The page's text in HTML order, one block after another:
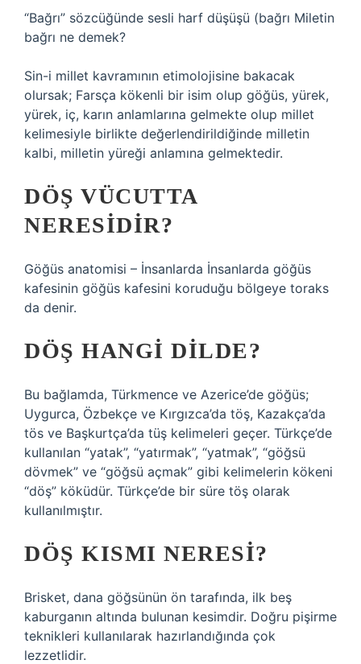
“Bağrı” sözcüğünde sesli harf düşüşü (bağrı Miletin
bağrı ne demek?
Sin-i millet kavramının etimolojisine bakacak
olursak; Farsça kökenli bir isim olup göğüs, yürek,
yürek, iç, karın anlamlarına gelmekte olup millet
kelimesiyle birlikte değerlendirildiğinde milletin
kalbi, milletin yüreği anlamına gelmektedir.
DÖŞ VÜCUTTA
NERESIDIR?
Göğüs anatomisi – İnsanlarda İnsanlarda göğüs
kafesinin göğüs kafesini koruduğu bölgeye toraks
da denir.
DÖŞ HANGI DILDE?
Bu bağlamda, Türkmence ve Azerice’de göğüs;
Uygurca, Özbekçe ve Kırgızca’da töş, Kazakça’da
tös ve Başkurtça’da tüş kelimeleri geçer. Türkçe’de
kullanılan “yatak”, “yatırmak”, “yatmak”, “göğsü
dövmek” ve “göğsü açmak” gibi kelimelerin kökeni
“döş” köküdür. Türkçe’de bir süre töş olarak
kullanılmıştır.
DÖŞ KISMI NERESI?
Brisket, dana göğsünün ön tarafında, ilk beş
kaburganın altında bulunan kesimdir. Doğru pişirme
teknikleri kullanılarak hazırlandığında çok
lezzetlidir.